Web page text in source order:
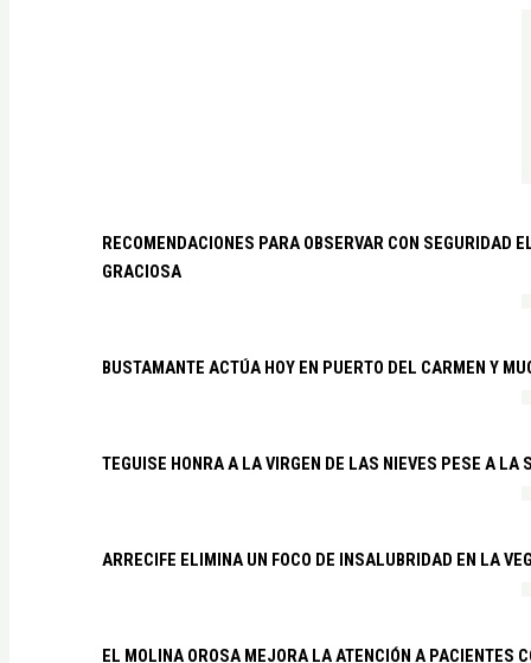
RECOMENDACIONES PARA OBSERVAR CON SEGURIDAD
GRACIOSA
BUSTAMANTE ACTÚA HOY EN PUERTO DEL CARMEN Y
TEGUISE HONRA A LA VIRGEN DE LAS NIEVES PESE A LA
ARRECIFE ELIMINA UN FOCO DE INSALUBRIDAD EN LA
EL MOLINA OROSA MEJORA LA ATENCIÓN A PACIENTES